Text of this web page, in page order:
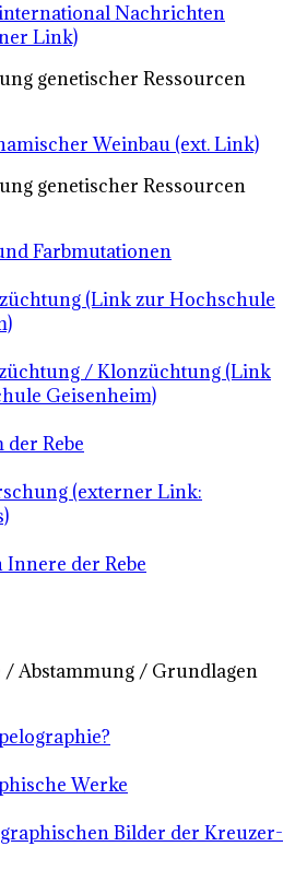
Nachrichten
Link)
genetischer Ressourcen
Weinbau (ext. Link)
genetischer Ressourcen
Farbmutationen
(Link zur Hochschule
/ Klonzüchtung (Link
Geisenheim)
der Rebe
(externer Link:
Innere der Rebe
/ Abstammung / Grundlagen
Werke
Bilder der Kreuzer-